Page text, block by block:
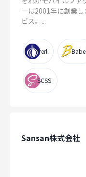
ーは2001年に創業
ビス。...
Perl Babel
SCSS
Sansan株式会社